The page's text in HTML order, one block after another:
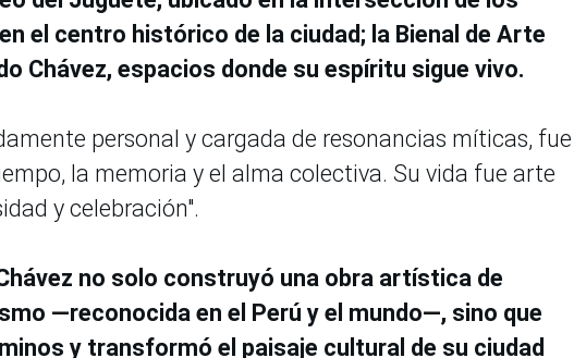
el centro histórico de la ciudad; la Bienal de Arte
Chávez, espacios donde su espíritu sigue vivo.
personal y cargada de resonancias míticas, fue
la memoria y el alma colectiva. Su vida fue arte
y celebración".
no solo construyó una obra artística de
—reconocida en el Perú y el mundo—, sino que
y transformó el paisaje cultural de su ciudad